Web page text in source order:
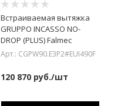
Встраиваемая вытяжка
GRUPPO INCASSO NO-
DROP (PLUS) Falmec
Арт.: CGPW90.E3P2#EUI490F
120 870руб./шт